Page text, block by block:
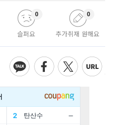
슬퍼요
0
추가취재 원해요
0